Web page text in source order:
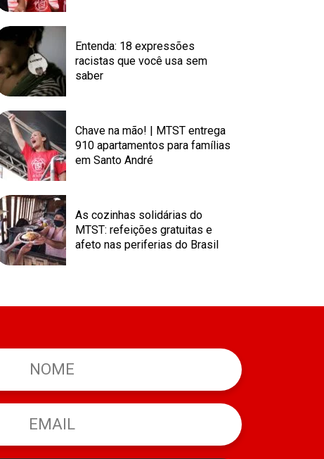
Entenda: 18 expressões
racistas que você usa sem
saber
Chave na mão! | MTST entrega
910 apartamentos para famílias
em Santo André
As cozinhas solidárias do
MTST: refeições gratuitas e
afeto nas periferias do Brasil